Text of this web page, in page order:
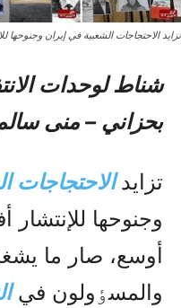
تزايد الاحتجاجات الشعبية في إيران وجنوحها
شناط لوحدات
بحزاني – منى
تزايدالاحتجاجات
وجنوحها
أوسع، صار ‌ما
والمسٶولون في